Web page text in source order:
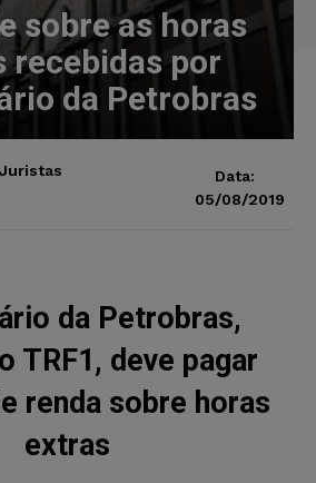
sobre as horas
recebidas por
da Petrobras
Juristas
Data:
05/08/2019
da Petrobras,
TRF1, deve pagar
renda sobre horas
extras